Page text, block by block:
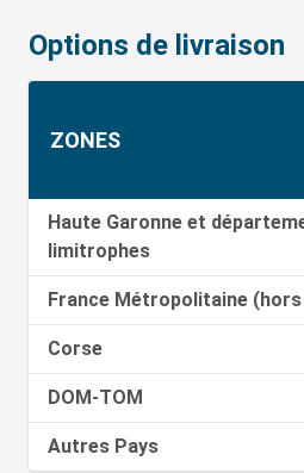
Options de livraison
ZONES
Haute Garonne et
limitrophes
France Métropolitaine
Corse
DOM-TOM
Autres Pays